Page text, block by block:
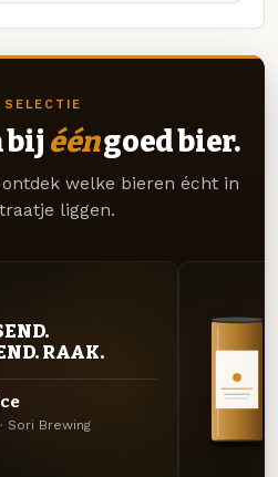
SELECTIE
bij ééngoed bier.
welke bieren écht in
liggen.
RAAK.
Sori Brewing